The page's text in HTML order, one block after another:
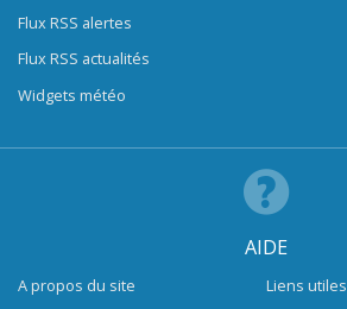
Flux RSS alertes
Flux RSS actualités
Widgets météo
AIDE
A propos du site
Liens utiles